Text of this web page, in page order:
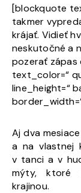
[blockquote
takmer
krájať. Vidieť
neskutočné a
pozerať zápas
text_color=“
line_height=“
Aj dva
a na vlastnej
v tanci a v
mýty, ktoré
krajinou.